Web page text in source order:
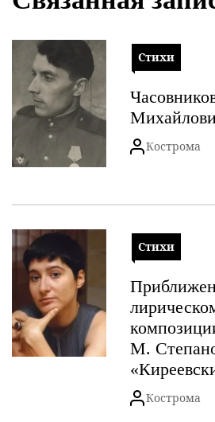
Стихи
Кострома
Стихи
М.
Кострома